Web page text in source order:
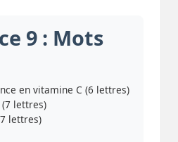
9 : Mots
en vitamine C (6 lettres)
(7 lettres)
lettres)